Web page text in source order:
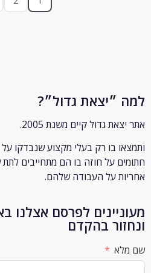
גדול״?
גדול קיים משנת 2005.
בו רקבעלי מקצוע שנבדקו על ידינו.
על חוזה בו הם מתחייבים לתת שירות
על העבודה שלהם.
לפרסם אצלנו
בהקדם